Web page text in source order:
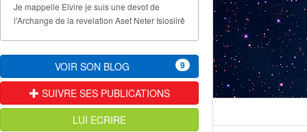
Je mappelle Elvire je suis une devot de
l'Archange de la revelation Aset Neter Isiosiirê
VOIR SON BLOG 9
SUIVRE SES PUBLICATIONS
LUI ECRIRE